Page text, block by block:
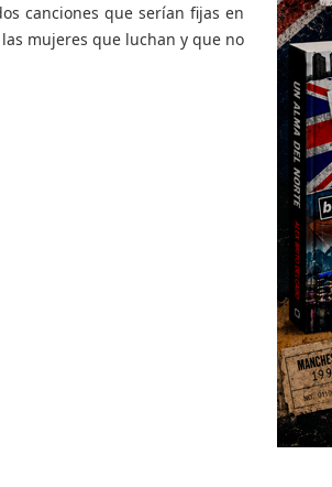
canciones que serían fijas en
mujeres que luchan y que no